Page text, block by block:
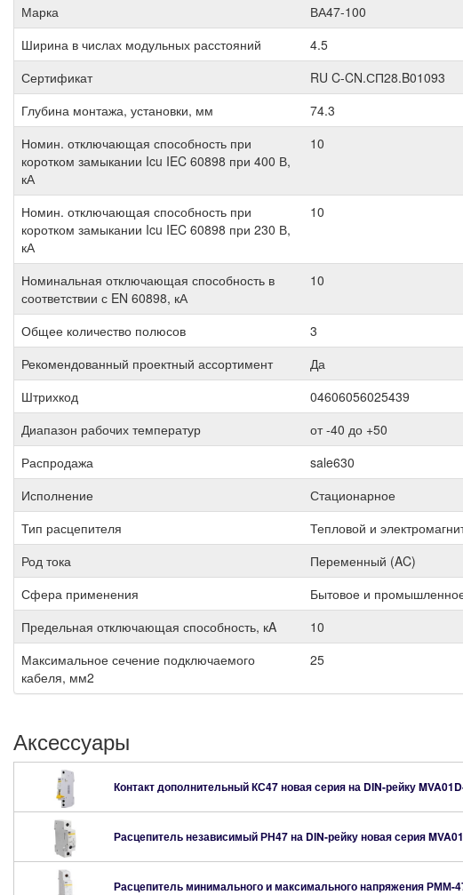
Марка
ВА47-100
Ширина в числах модульных расстояний
4.5
Сертификат
RU C-CN.СП28.B01093
Глубина монтажа, установки, мм
74.3
Номин. отключающая способность при
коротком замыкании Icu IEC 60898 при 400 В,
кА
10
Номин. отключающая способность при
коротком замыкании Icu IEC 60898 при 230 В,
кА
10
Номинальная отключающая способность в
соответствии с EN 60898, кА
10
Общее количество полюсов
3
Рекомендованный проектный ассортимент
Да
Штрихкод
04606056025439
Диапазон рабочих температур
от -40 до +50
Распродажа
sale630
Исполнение
Стационарное
Тип расцепителя
Тепловой и
Род тока
Переменный (AC)
Сфера применения
Бытовое и
Предельная отключающая способность, кA
10
Максимальное сечение подключаемого
кабеля, мм2
25
Аксессуары
Контакт дополнительный КС47 новая серия на DIN-рейку
Расцепитель независимый РН47 на DIN-рейку новая серия
Расцепитель минимального и максимального напряжения РММ-